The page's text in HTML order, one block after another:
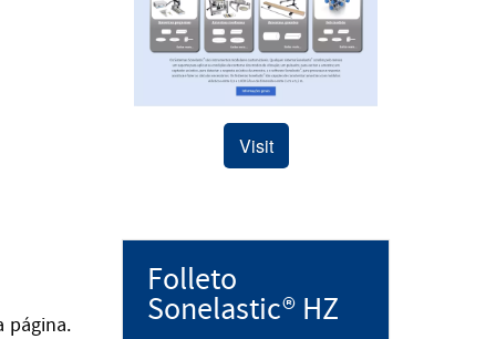
página.
Visit
Folleto
Sonelastic® HZ